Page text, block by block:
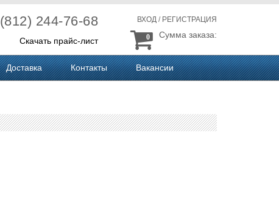
(812) 244-76-68
Скачать прайс-лист
ВХОД / РЕГИСТРАЦИЯ
Сумма заказа:
0
Доставка Контакты Вакансии